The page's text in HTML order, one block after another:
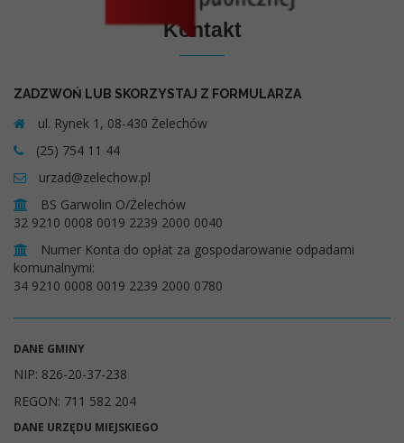
Kontakt
ZADZWOŃ LUB SKORZYSTAJ Z FORMULARZA
ul. Rynek 1, 08-430 Żelechów
(25) 754 11 44
urzad@zelechow.pl
BS Garwolin O/Żelechów
32 9210 0008 0019 2239 2000 0040
Numer Konta do opłat za gospodarowanie odpadami
komunalnymi:
34 9210 0008 0019 2239 2000 0780
DANE GMINY
NIP: 826-20-37-238
REGON: 711 582 204
DANE URZĘDU MIEJSKIEGO